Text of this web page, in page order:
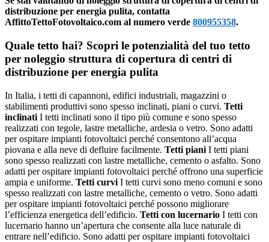
distribuzione per energia pulita, contatta
AffittoTettoFotovoltaico.com al numero verde 800955358.
Quale tetto hai? Scopri le potenzialità del tuo tetto
per noleggio struttura di copertura di centri di
distribuzione per energia pulita
In Italia, i tetti di capannoni, edifici industriali, magazzini o
stabilimenti produttivi sono spesso inclinati, piani o curvi. Tetti
inclinati I tetti inclinati sono il tipo più comune e sono spesso
realizzati con tegole, lastre metalliche, ardesia o vetro. Sono adatti
per ospitare impianti fotovoltaici perché consentono all’acqua
piovana e alla neve di defluire facilmente. Tetti piani I tetti piani
sono spesso realizzati con lastre metalliche, cemento o asfalto. Sono
adatti per ospitare impianti fotovoltaici perché offrono una superficie
ampia e uniforme. Tetti curvi I tetti curvi sono meno comuni e sono
spesso realizzati con lastre metalliche, cemento o vetro. Sono adatti
per ospitare impianti fotovoltaici perché possono migliorare
l’efficienza energetica dell’edificio. Tetti con lucernario I tetti con
lucernario hanno un’apertura che consente alla luce naturale di
entrare nell’edificio. Sono adatti per ospitare impianti fotovoltaici